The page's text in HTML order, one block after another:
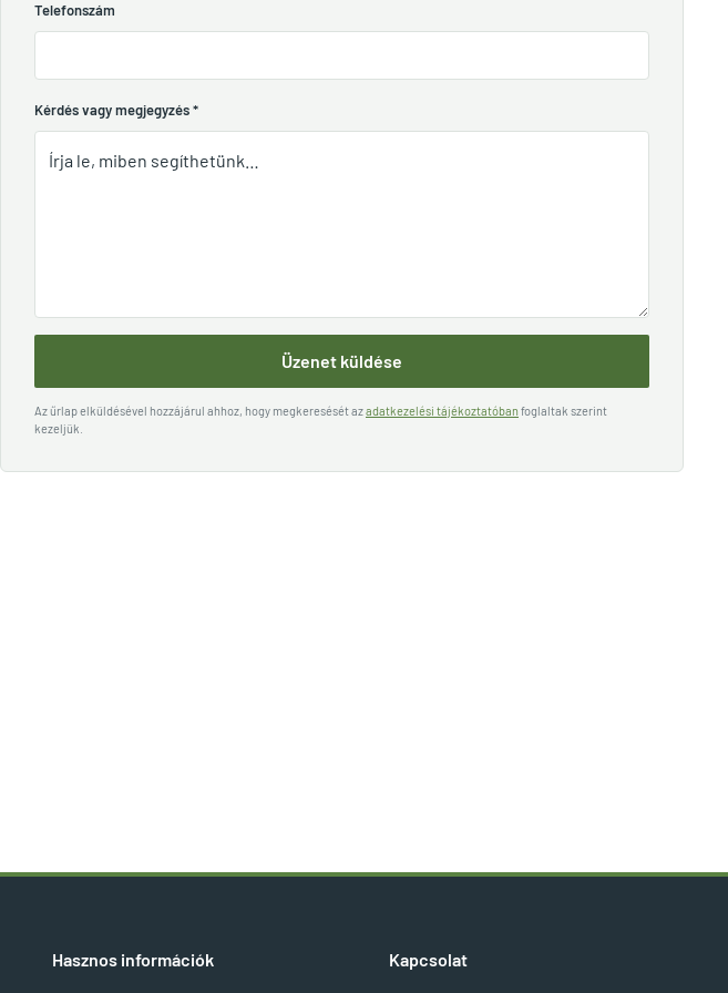
Telefonszám
Kérdés vagy megjegyzés*
Üzenet küldése
Az űrlap elküldésével hozzájárul ahhoz, hogy megkeresését azadatkezelési tájékoztatóban foglaltak szerint
kezeljük.
Hasznos információk Kapcsolat